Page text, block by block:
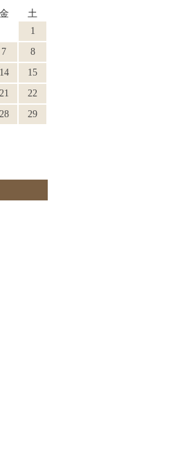
金
土
1
7
8
14
15
21
22
28
29